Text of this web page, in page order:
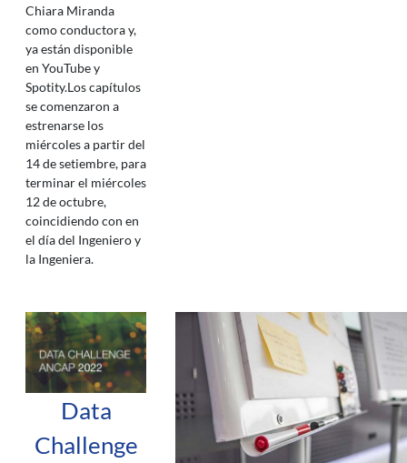
Chiara Miranda
como conductora y,
ya están disponible
en YouTube y
Spotity.Los capítulos
se comenzaron a
estrenarse los
miércoles a partir del
14 de setiembre, para
terminar el miércoles
12 de octubre,
coincidiendo con en
el día del Ingeniero y
la Ingeniera.
Data
Challenge